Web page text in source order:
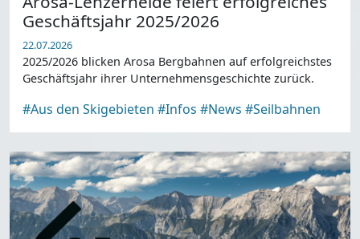
Geschäftsjahr 2025/2026
22.07.2026
2025/2026 blicken Arosa Bergbahnen auf erfolgreichstes
Geschäftsjahr ihrer Unternehmensgeschichte zurück.
#Aus den Skigebieten #Infos #News #Seilbahnen